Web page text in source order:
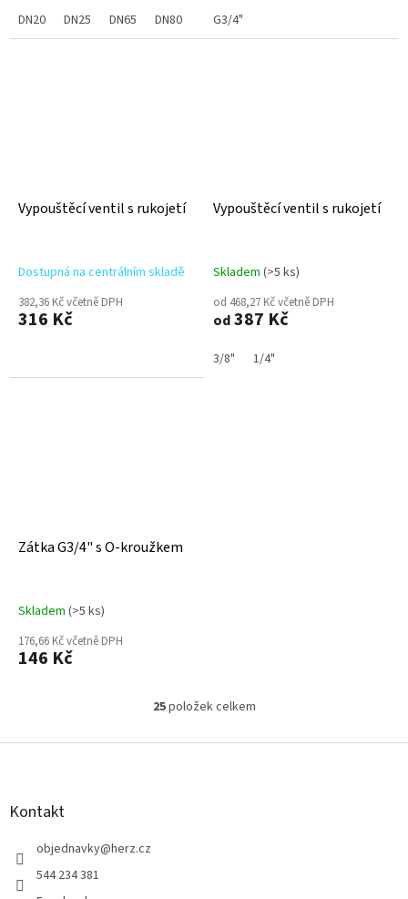
DN20 DN25 DN65 DN80 G3/4"
Vypouštěcí ventil s rukojetí
Dostupná na centrálním skladě
382,36 Kč včetně DPH
316 Kč
Vypouštěcí ventil s rukojetí
Skladem (>5 ks)
od 468,27 Kč včetně DPH
od387 Kč
3/8" 1/4"
Zátka G3/4" s O-kroužkem
Skladem (>5 ks)
176,66 Kč včetně DPH
146 Kč
O
l
25položek celkem
Z
Kontakt
objednavky@herz.cz
544 234 381